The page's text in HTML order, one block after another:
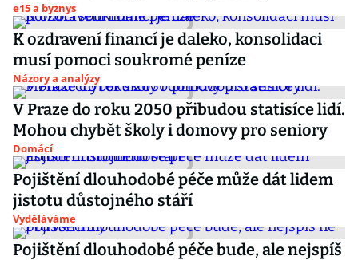
e15 a byznys
K ozdravení financí je daleko, konsolidaci
musí pomoci soukromé peníze
Názory a analýzy
V Praze do roku 2050 přibudou statisíce lidí.
Mohou chybět školy i domovy pro seniory
Domácí
Pojištění dlouhodobé péče může dát lidem
jistotu důstojného stáří
Vyděláváme
Pojištění dlouhodobé péče bude, ale nejspíš